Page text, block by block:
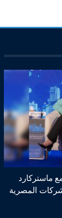
ماستركارد
المصرية